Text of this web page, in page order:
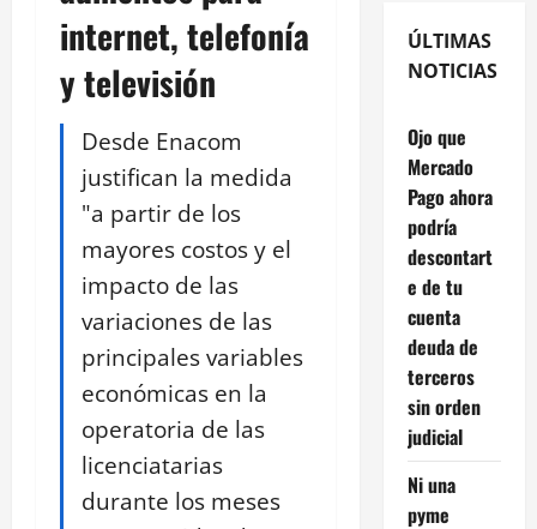
internet, telefonía
y televisión
Desde Enacom
justifican la medida
"a partir de los
mayores costos y el
impacto de las
variaciones de las
principales variables
económicas en la
operatoria de las
licenciatarias
durante los meses
ÚLTIMAS
NOTICIAS
Ojo que
Mercado
Pago ahora
podría
descontart
e de tu
cuenta
deuda de
terceros
sin orden
judicial
Ni una
pyme